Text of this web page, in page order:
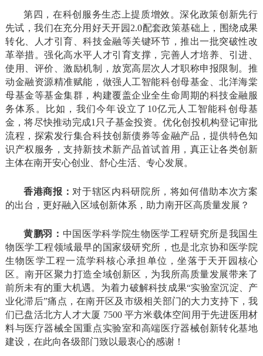
第四，在科创服务生态上提质增效。深化政策创新先行
先试，我们在充分用好天开园2.0配套政策基础上，围绕成果
转化、人才引育、科技金融等关键环节，推出一批突破性改
革举措。强化高水平人才引育支撑，完善人才培养、引进、
使用、评价、激励机制，放宽高层次人才职称申报限制。推
动金融资源精准赋能，做强人工智能科创母基金、北洋海棠
母基金等基金集群，构建覆盖企业全生命周期的科技金融服
务体系。比如，我们今年设立了10亿元人工智能科创母基
金，将尽快推动完成1只子基金投资。优化创投机构登记审批
流程，探索发行集合科技创新债券等金融产品，提供特色知
识产权服务，支持新技术新产品首试首用，真正让各类创新
主体在南开安心创业、舒心生活、专心发展。
香港商报： 对于辖区内科研院所，将如何借助本次方案
的出台，更好融入区域创新体系，助力南开区高质量发展？
黄鹏羽： 中国医学科学院生物医学工程研究所是我国生
物医学工程领域最早的国家级研究所，也是北京协和医学院
生物医学工程一流学科核心承担单位，坐落于天开园核心
区。南开区聚力打造全域创新区，为我所高质量发展带来了
前所未有的重大机遇。为着力破解科技成果“实验室沉淀、产
业化滞后”痛点，在南开区及市级相关部门的大力支持下，我
们已盘活北方人才大厦 7500 平方米载体空间用于先进医用材
料与医疗器械全国重点实验室和高端医疗器械创新转化基地
建设，在此向各级部门致以最衷心的感谢！